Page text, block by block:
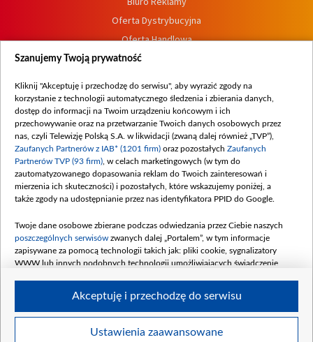
Oferta Dystrybucyjna
Oferta Handlowa
Dostępność
Procedura zgłoszeń wewnętrznych
Szanujemy Twoją prywatność
Kliknij "Akceptuję i przechodzę do serwisu", aby wyrazić zgody na
korzystanie z technologii automatycznego śledzenia i zbierania danych,
dostęp do informacji na Twoim urządzeniu końcowym i ich
przechowywanie oraz na przetwarzanie Twoich danych osobowych przez
nas, czyli Telewizję Polską S.A. w likwidacji (zwaną dalej również „TVP”),
Zaufanych Partnerów z IAB* (1201 firm) oraz pozostałych Zaufanych
Partnerów TVP (93 firm) , w celach marketingowych (w tym do
zautomatyzowanego dopasowania reklam do Twoich zainteresowań i
mierzenia ich skuteczności) i pozostałych, które wskazujemy poniżej, a
także zgody na udostępnianie przez nas identyfikatora PPID do Google.
Twoje dane osobowe zbierane podczas odwiedzania przez Ciebie naszych
poszczególnych serwisów zwanych dalej „Portalem”, w tym informacje
zapisywane za pomocą technologii takich jak: pliki cookie, sygnalizatory
WWW lub innych podobnych technologii umożliwiających świadczenie
Twoje dane osobowe zbierane podczas odwiedzania przez Ciebie
Ustawienia zaawansowane
Akceptuję i przechodzę do serwisu